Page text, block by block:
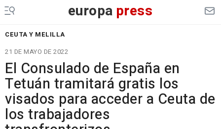
europa press
CEUTA Y MELILLA
21 DE MAYO DE 2022
El Consulado de España en
Tetuán tramitará gratis los
visados para acceder a Ceuta de
los trabajadores